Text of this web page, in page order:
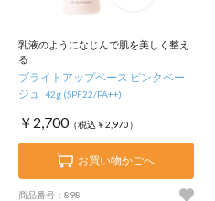
乳液のようになじんで肌を美しく整え
る
ブライトアップベース ピンクベー
ジュ
42g (SPF22/PA++)
￥2,700（税込￥2,970）
お買い物かごへ
商品番号：898